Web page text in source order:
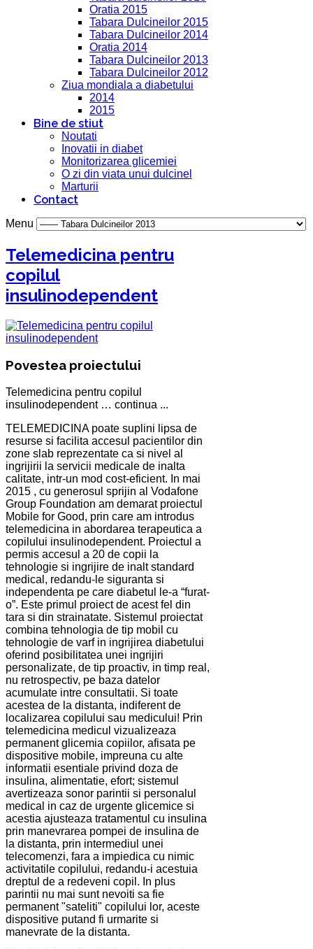
Oratia 2015
Tabara Dulcineilor 2015
Tabara Dulcineilor 2014
Oratia 2014
Tabara Dulcineilor 2013
Tabara Dulcineilor 2012
Ziua mondiala a diabetului
2014
2015
Bine de stiut
Noutati
Inovatii in diabet
Monitorizarea glicemiei
O zi din viata unui dulcinel
Marturii
Contact
Menu
Telemedicina pentru
copilul
insulinodependent
Povestea proiectului
Telemedicina pentru copilul
insulinodependent … continua ...
TELEMEDICINA poate suplini lipsa de
resurse si facilita accesul pacientilor din
zone slab reprezentate ca si nivel al
ingrijirii la servicii medicale de inalta
calitate, intr-un mod cost-eficient. In mai
2015 , cu generosul sprijin al Vodafone
Group Foundation am demarat proiectul
Mobile for Good, prin care am introdus
telemedicina in abordarea terapeutica a
copilului insulinodependent. Proiectul a
permis accesul a 20 de copii la
tehnologie si ingrijire de inalt standard
medical, redandu-le siguranta si
independenta pe care diabetul le-a “furat-
o”. Este primul proiect de acest fel din
tara si din strainatate. Sistemul proiectat
combina tehnologia de tip mobil cu
tehnologie de varf in ingrijirea diabetului
oferind posibilitatea unei ingrijiri
personalizate, de tip proactiv, in timp real,
nu retrospectiv, pe baza datelor
acumulate intre consultatii. Si toate
acestea de la distanta, indiferent de
localizarea copilului sau medicului! Prin
telemedicina medicul vizualizeaza
permanent glicemia copiilor, afisata pe
dispositive mobile, impreuna cu alte
informatii esentiale privind doza de
insulina, alimentatie, efort; sistemul
avertizeaza sonor parintii si personalul
medical in caz de urgente glicemice si
acestia ajusteaza tratamentul cu insulina
prin manevrarea pompei de insulina de
la distanta, prin intermediul unei
telecomenzi, fara a impiedica cu nimic
activitatile copilului, redandu-i acestuia
dreptul de a redeveni copil. In plus
parintii nu mai sunt nevoiti sa fie
permanent "sateliti" copilului lor, aceste
dispositive putand fi urmarite si
manevrate de la distanta.